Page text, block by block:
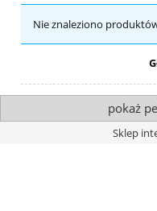
Nie znaleziono
pokaż
Sklep